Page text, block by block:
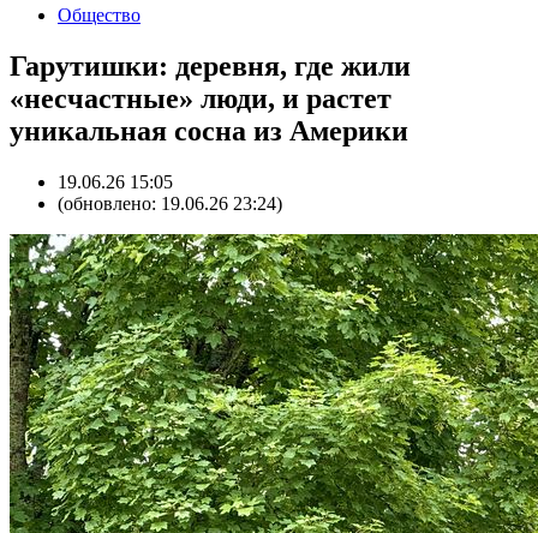
Общество
Гарутишки: деревня, где жили
«несчастные» люди, и растет
уникальная сосна из Америки
19.06.26 15:05
(обновлено: 19.06.26 23:24)